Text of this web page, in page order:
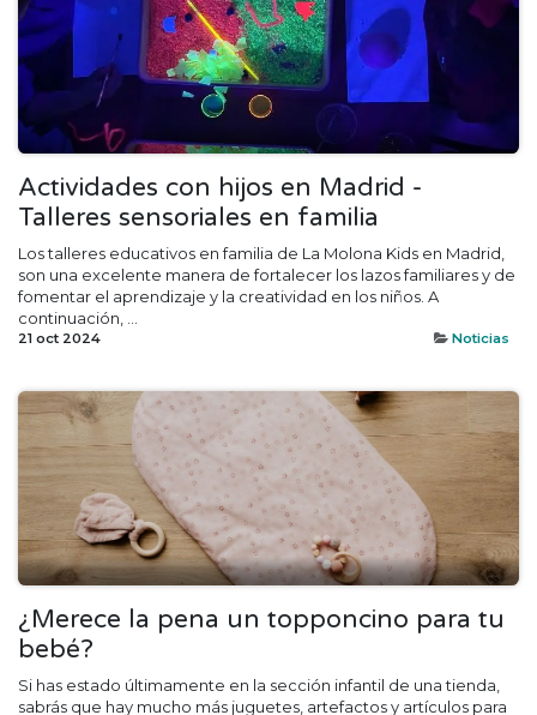
Actividades con hijos en Madrid -
Talleres sensoriales en familia
Los talleres educativos en familia de La Molona Kids en Madrid,
son una excelente manera de fortalecer los lazos familiares y de
fomentar el aprendizaje y la creatividad en los niños. A
continuación, ...
21 oct 2024 Noticias
¿Merece la pena un topponcino para tu
bebé?
Si has estado últimamente en la sección infantil de una tienda,
sabrás que hay mucho más juguetes, artefactos y artículos para